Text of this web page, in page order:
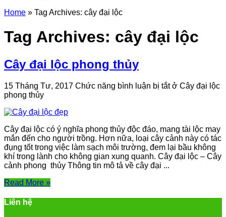
Home » Tag Archives: cây đại lộc
Tag Archives: cây đại lộc
Cây đại lộc phong thủy
15 Tháng Tư, 2017 Chức năng bình luận bị tắtở Cây đại lộc
phong thủy
Cây đại lộc có ý nghĩa phong thủy độc đáo, mang tài lộc may
mắn đến cho người trồng. Hơn nữa, loại cây cảnh này có tác
đụng tốt trong việc làm sạch môi trường, đem lại bầu không
khí trong lành cho không gian xung quanh. Cây đại lộc – Cây
cảnh phong thủy Thông tin mô tả về cây đại ...
Read More »
Liên hệ